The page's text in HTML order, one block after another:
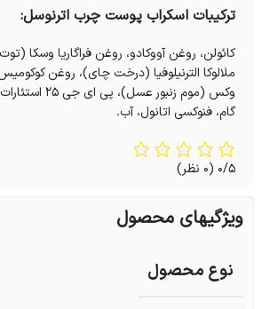
ترکیبات اسکراب پوست چرب اترنوسل:
کائولن، روغن آووکادو، روغن فراگاریا وسکا
ملالوكا الترنيلوفيا (درخت چای)، روغن
گام، فنوکسی اتانول، آب.
0/5 (0 نظر)
ویژگیهای محصول
نوع محصول